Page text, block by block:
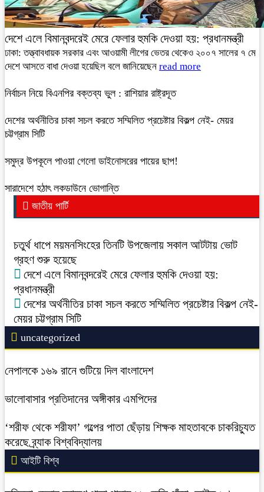
দেশে এলে বিমানবন্দরেই মেরে ফেলার হুমকি দেওয়া হয়: প্রধানমন্ত্রী
ঢাকা: তত্ত্বাবধায়ক সরকার এবং আওয়ামী লীগের ভেতর থেকেও ২০০৭ সালের ৭ মে
দেশে আসতে বাধা দেওয়া হয়েছিল বলে জানিয়েছেন read more
নির্বাচন নিয়ে বিএনপির বক্তব্য ভুল : রাশিয়ার রাষ্ট্রদূত
দেশের অর্থনীতির চাকা সচল করতে সম্মিলিত প্রচেষ্টার বিকল্প নেই- মেয়র
চট্টগ্রাম সিটি
সমুদ্র উপকূলে পাওয়া গেলো ডাইনোসরের পায়ের ছাপ!
সারাদেশে হঠাৎ লকডাউনে ভোগান্তি
জাতীয় পার্টি
চতুর্থ ধাপে ময়মনসিংহের তিনটি উপজেলায় সকাল আটটায় ভোট
গ্রহণ শুরু হয়েছে
দেশে এলে বিমানবন্দরেই মেরে ফেলার হুমকি দেওয়া হয়:
প্রধানমন্ত্রী
দেশের অর্থনীতির চাকা সচল করতে সম্মিলিত প্রচেষ্টার বিকল্প নেই-
মেয়র চট্টগ্রাম সিটি
uncategorized
নেপালকে ১৬৯ রানে গুটিয়ে দিল বাংলাদেশ
ভালোবাসার প্রতিদানের অঙ্গীকার এমপিদের
‘শরীফ থেকে শরীফা’ গল্পের পাতা ছেঁড়ায় শিক্ষক মাহতাবকে চাকরিচ্যুত
করেছে ব্র্যাক বিশ্ববিদ্যালয়
আইটি বিশ্ব